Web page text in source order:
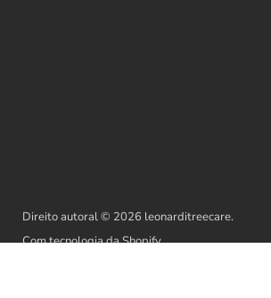
Direito autoral © 2026 leonarditreecare.
Com tecnologia da Shopify